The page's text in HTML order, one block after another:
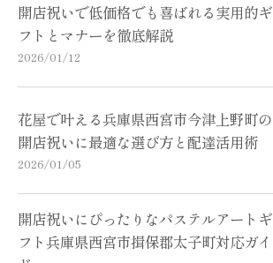
開店祝いで低価格でも喜ばれる実用的ギ
フトとマナーを徹底解説
2026/01/12
花屋で叶える兵庫県西宮市今津上野町の
開店祝いに最適な選び方と配達活用術
2026/01/05
開店祝いにぴったりなパステルアートギ
フト兵庫県西宮市揖保郡太子町対応ガイ